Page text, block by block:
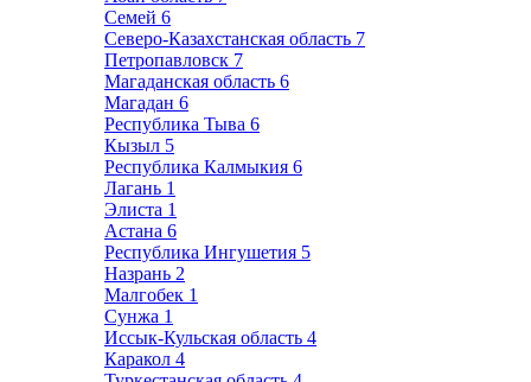
Семей 6
Северо-Казахстанская область 7
Петропавловск 7
Магаданская область 6
Магадан 6
Республика Тыва 6
Кызыл 5
Республика Калмыкия 6
Лагань 1
Элиста 1
Астана 6
Республика Ингушетия 5
Назрань 2
Малгобек 1
Сунжа 1
Иссык-Кульская область 4
Каракол 4